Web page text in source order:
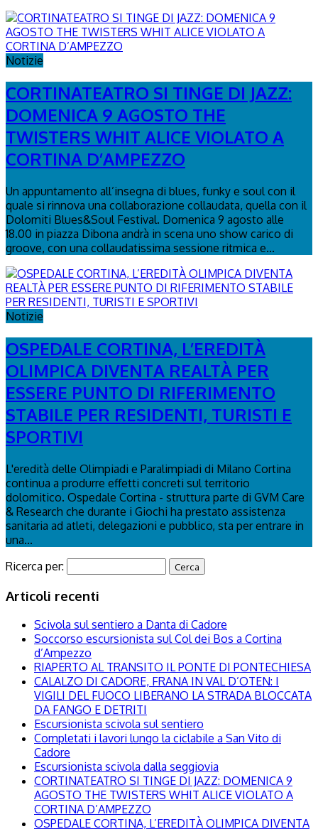
Notizie
CORTINATEATRO SI TINGE DI JAZZ:
DOMENICA 9 AGOSTO THE
TWISTERS WHIT ALICE VIOLATO A
CORTINA D’AMPEZZO
Un appuntamento all’insegna di blues, funky e soul con il
quale si rinnova una collaborazione collaudata, quella con il
Dolomiti Blues&Soul Festival. Domenica 9 agosto alle
18.00 in piazza Dibona andrà in scena uno show carico di
groove, con una collaudatissima sessione ritmica e...
Notizie
OSPEDALE CORTINA, L’EREDITÀ
OLIMPICA DIVENTA REALTÀ PER
ESSERE PUNTO DI RIFERIMENTO
STABILE PER RESIDENTI, TURISTI E
SPORTIVI
L'eredità delle Olimpiadi e Paralimpiadi di Milano Cortina
continua a produrre effetti concreti sul territorio
dolomitico. Ospedale Cortina - struttura parte di GVM Care
& Research che durante i Giochi ha prestato assistenza
sanitaria ad atleti, delegazioni e pubblico, sta per entrare in
una...
Ricerca per:
Articoli recenti
Scivola sul sentiero a Danta di Cadore
Soccorso escursionista sul Col dei Bos a Cortina
d’Ampezzo
RIAPERTO AL TRANSITO IL PONTE DI PONTECHIESA
CALALZO DI CADORE, FRANA IN VAL D’OTEN: I
VIGILI DEL FUOCO LIBERANO LA STRADA BLOCCATA
DA FANGO E DETRITI
Escursionista scivola sul sentiero
Completati i lavori lungo la ciclabile a San Vito di
Cadore
Escursionista scivola dalla seggiovia
CORTINATEATRO SI TINGE DI JAZZ: DOMENICA 9
AGOSTO THE TWISTERS WHIT ALICE VIOLATO A
CORTINA D’AMPEZZO
OSPEDALE CORTINA, L’EREDITÀ OLIMPICA DIVENTA